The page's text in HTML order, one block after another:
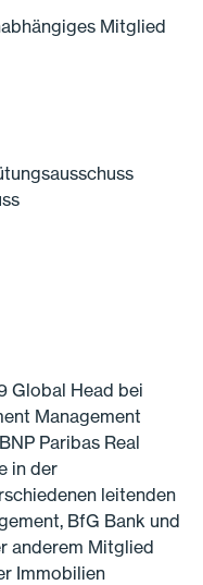
Mitglied
Global Head bei
Management
Paribas Real
in der
leitenden
BfG Bank und
anderem Mitglied
Immobilien